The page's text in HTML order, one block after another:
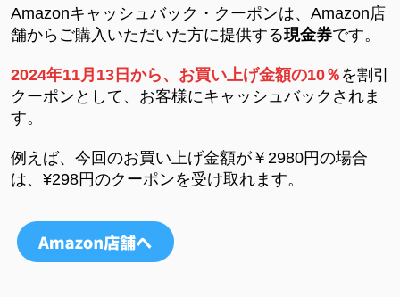
Amazonキャッシュバック・クーポンは、Amazon店
舗からご購入いただいた方に提供する現金券です。
2024年11月13日から、お買い上げ金額の10％ を割引
クーポンとして、お客様にキャッシュバックされま
す。
例えば、今回のお買い上げ金額が￥ 2980円の場合
は、¥298円のクーポンを受け取れます。